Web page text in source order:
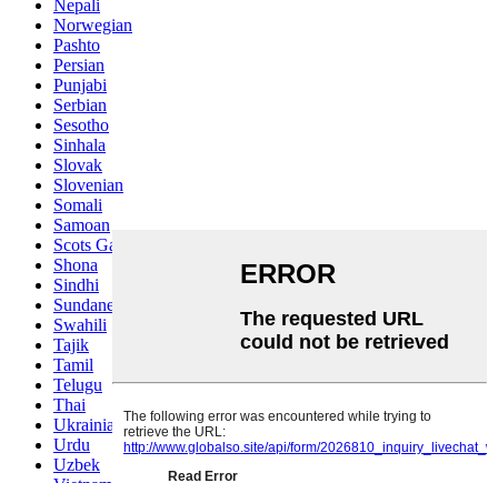
Nepali
Norwegian
Pashto
Persian
Punjabi
Serbian
Sesotho
Sinhala
Slovak
Slovenian
Somali
Samoan
Scots Gaelic
Shona
Sindhi
Sundanese
Swahili
Tajik
Tamil
Telugu
Thai
Ukrainian
Urdu
Uzbek